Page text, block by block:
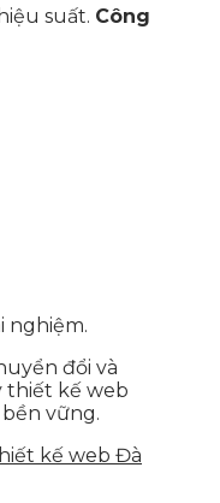
suất. Công
nghiệm.
đổi và
thiết kế web
vững.
kế web Đà